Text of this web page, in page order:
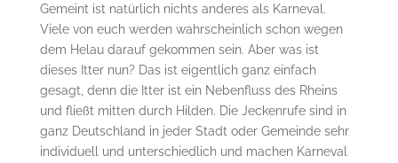
Gemeint ist natürlich nichts anderes als Karneval.
Viele von euch werden wahrscheinlich schon wegen
dem Helau darauf gekommen sein. Aber was ist
dieses Itter nun? Das ist eigentlich ganz einfach
gesagt, denn die Itter ist ein Nebenfluss des Rheins
und fließt mitten durch Hilden. Die Jeckenrufe sind in
ganz Deutschland in jeder Stadt oder Gemeinde sehr
individuell und unterschiedlich und machen Karneval